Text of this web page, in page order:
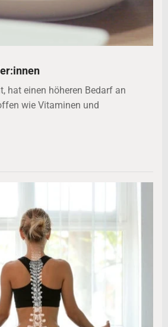
hat einen höheren Bedarf an
wie Vitaminen und